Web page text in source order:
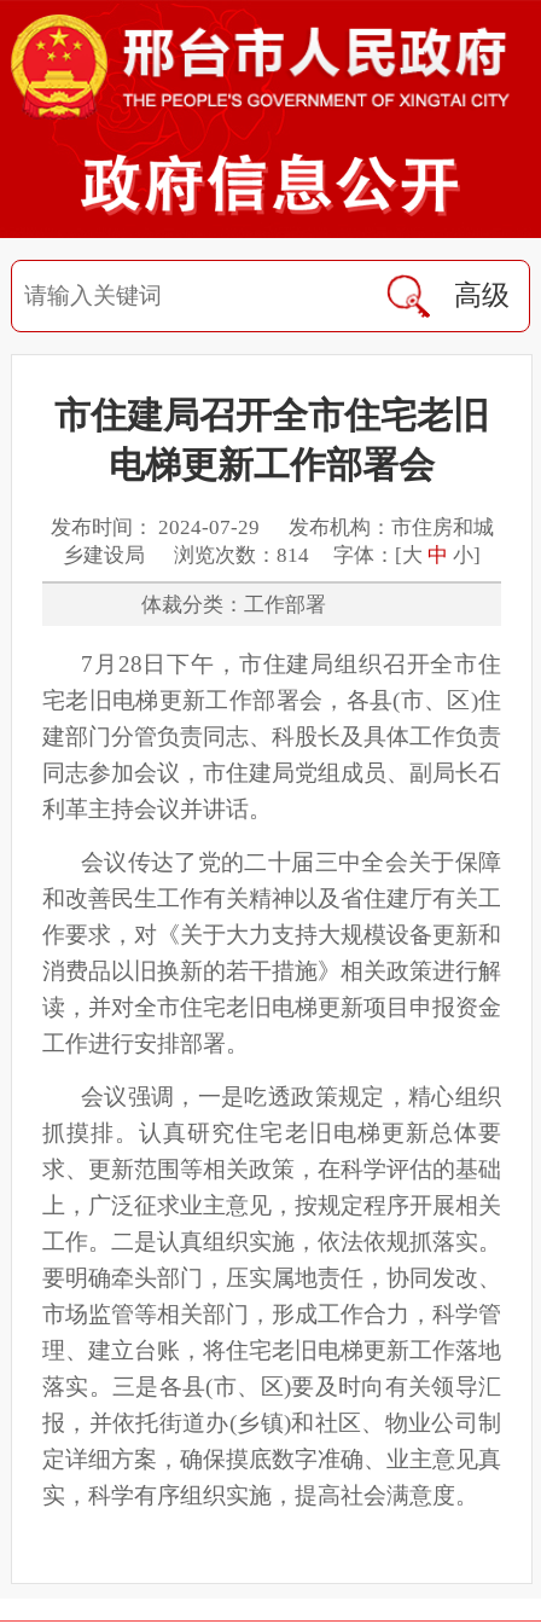
高级
市住建局召开全市住宅老旧
电梯更新工作部署会
发布时间： 2024-07-29 发布机构：市住房和城
乡建设局 浏览次数：814 字体：[大 中 小]
体裁分类：工作部署
7月28日下午，市住建局组织召开全市住
宅老旧电梯更新工作部署会，各县(市、区)住
建部门分管负责同志、科股长及具体工作负责
同志参加会议，市住建局党组成员、副局长石
利革主持会议并讲话。
会议传达了党的二十届三中全会关于保障
和改善民生工作有关精神以及省住建厅有关工
作要求，对《关于大力支持大规模设备更新和
消费品以旧换新的若干措施》相关政策进行解
读，并对全市住宅老旧电梯更新项目申报资金
工作进行安排部署。
会议强调，一是吃透政策规定，精心组织
抓摸排。认真研究住宅老旧电梯更新总体要
求、更新范围等相关政策，在科学评估的基础
上，广泛征求业主意见，按规定程序开展相关
工作。二是认真组织实施，依法依规抓落实。
要明确牵头部门，压实属地责任，协同发改、
市场监管等相关部门，形成工作合力，科学管
理、建立台账，将住宅老旧电梯更新工作落地
落实。三是各县(市、区)要及时向有关领导汇
报，并依托街道办(乡镇)和社区、物业公司制
定详细方案，确保摸底数字准确、业主意见真
实，科学有序组织实施，提高社会满意度。